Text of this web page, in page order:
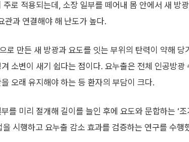
주로 적용되는데, 소장 일부를 떼어내 몸 안에서 새 방광
관과 연결해야 해 난도가 높다.
로 만든 새 방광과 요도를 잇는 부위의 탄력이 약해 당
소변이 새기 쉽다는 점이다. 요누출은 전체 인공방
오래 유지해야 하는 등 환자의 부담이 크다.
를 미리 절개해 길이를 늘인 후에 요도와 문합하는 ‘
시행하고 요누출 감소 효과를 검증하는 연구를 수행